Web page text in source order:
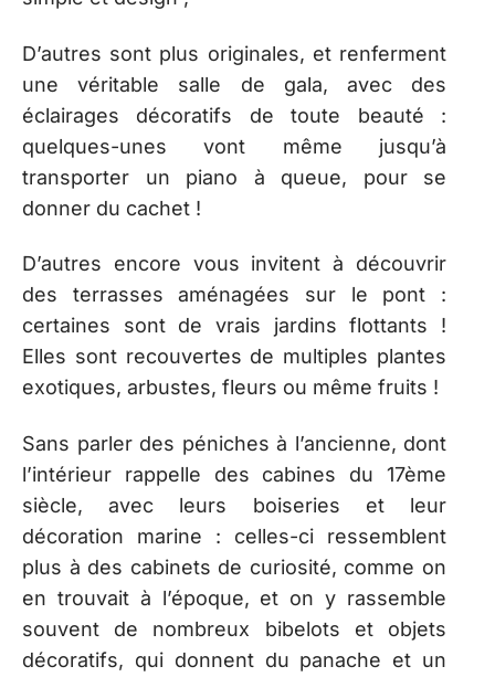
D’autres sont plus originales, et renferment
une véritable salle de gala, avec des
éclairages décoratifs de toute beauté :
quelques-unes vont même jusqu’à
transporter un piano à queue, pour se
donner du cachet !
D’autres encore vous invitent à découvrir
des terrasses aménagées sur le pont :
certaines sont de vrais jardins flottants !
Elles sont recouvertes de multiples plantes
exotiques, arbustes, fleurs ou même fruits !
Sans parler des péniches à l’ancienne, dont
l’intérieur rappelle des cabines du 17ème
siècle, avec leurs boiseries et leur
décoration marine : celles-ci ressemblent
plus à des cabinets de curiosité, comme on
en trouvait à l’époque, et on y rassemble
souvent de nombreux bibelots et objets
décoratifs, qui donnent du panache et un